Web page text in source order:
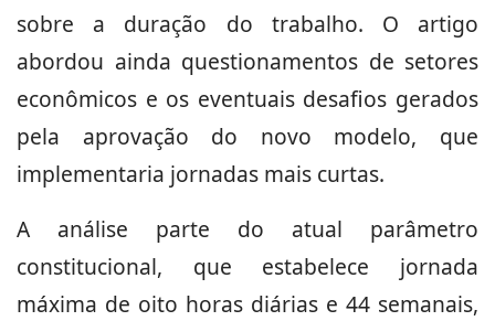
sobre a duração do trabalho. O artigo
abordou ainda questionamentos de setores
econômicos e os eventuais desafios gerados
pela aprovação do novo modelo, que
implementaria jornadas mais curtas.
A análise parte do atual parâmetro
constitucional, que estabelece jornada
máxima de oito horas diárias e 44 semanais,